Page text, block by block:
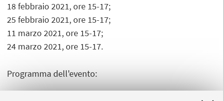
18 febbraio 2021, ore 15-17;
25 febbraio 2021, ore 15-17;
11 marzo 2021, ore 15-17;
24 marzo 2021, ore 15-17.
Programma dell'evento:
https://eventi.unibo.it/laboratorio-